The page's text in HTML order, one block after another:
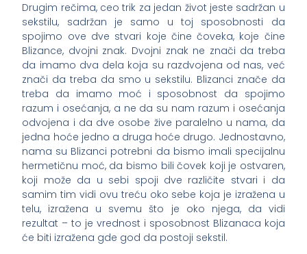
Drugim rečima, ceo trik za jedan život jeste sadržan u
sekstilu, sadržan je samo u toj sposobnosti da
spojimo ove dve stvari koje čine čoveka, koje čine
Blizance, dvojni znak. Dvojni znak ne znači da treba
da imamo dva dela koja su razdvojena od nas, već
znači da treba da smo u sekstilu. Blizanci znače da
treba da imamo moć i sposobnost da spojimo
razum i osećanja, a ne da su nam razum i osećanja
odvojena i da dve osobe žive paralelno u nama, da
jedna hoće jedno a druga hoće drugo. Jednostavno,
nama su Blizanci potrebni da bismo imali specijalnu
hermetičnu moć, da bismo bili čovek koji je ostvaren,
koji može da u sebi spoji dve različite stvari i da
samim tim vidi ovu treću oko sebe koja je izražena u
telu, izražena u svemu što je oko njega, da vidi
rezultat – to je vrednost i sposobnost Blizanaca koja
će biti izražena gde god da postoji sekstil.